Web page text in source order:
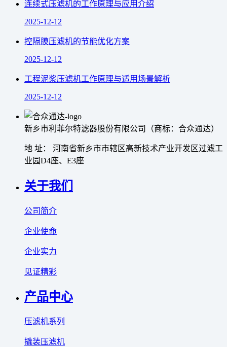
连续式压滤机的工作原理与应用介绍
2025-12-12
控隔膜压滤机的节能优化方案
2025-12-12
工程泥浆压滤机工作原理与适用场景解析
2025-12-12
新乡市利菲尔特滤器股份有限公司（商标：合众通达）
地 址： 河南省新乡市市辖区高新技术产业开发区过滤工
业园D4座、E3座
关于我们
公司简介
企业使命
企业实力
见证精彩
产品中心
压滤机系列
撬装压滤机